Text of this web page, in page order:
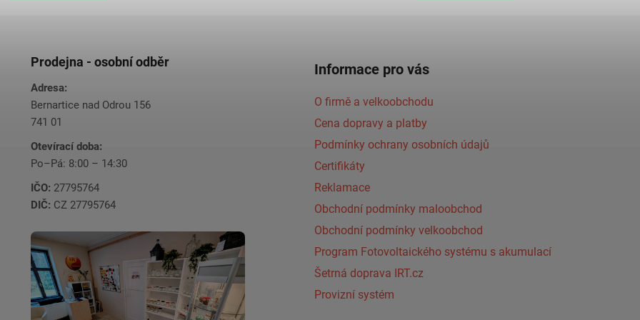
Prodejna - osobní odběr
Adresa:
Bernartice nad Odrou 156
741 01
Otevírací doba:
Po–Pá: 8:00 – 14:30
IČO: 27795764
DIČ: CZ 27795764
Informace pro vás
O firmě a velkoobchodu
Cena dopravy a platby
Podmínky ochrany osobních údajů
Certifikáty
Reklamace
Obchodní podmínky maloobchod
Obchodní podmínky velkoobchod
Program Fotovoltaického systému s akumulací
Šetrná doprava IRT.cz
Provizní systém